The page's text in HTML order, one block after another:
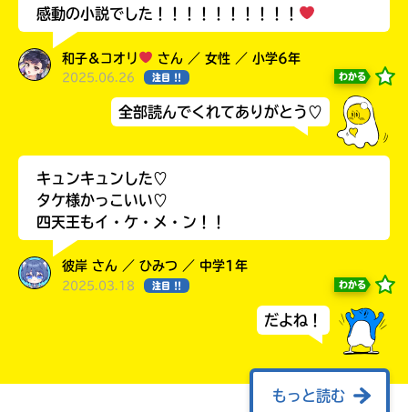
本だなが作れる！
感動の小説でした！！！！！！！！！！
和子＆コオリ さん ／ 女性 ／ 小学6年
2025.06.26 注目 !! わかる
全部読んでくれてありがとう♡
キュンキュンした♡
タケ様かっこいい♡
四天王もイ・ケ・メ・ン！！
彼岸 さん ／ ひみつ ／ 中学1年
2025.03.18 注目 !! わかる
だよね！
もっと読む